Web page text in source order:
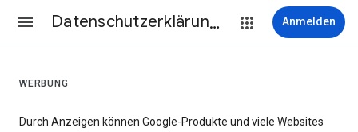
Datenschutzerklärung & Nutzungsbedingungen Anmelden
WERBUNG
Durch Anzeigen können Google-Produkte und viele Websites